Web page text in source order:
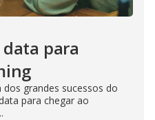
para
grandes sucessos do
para chegar ao